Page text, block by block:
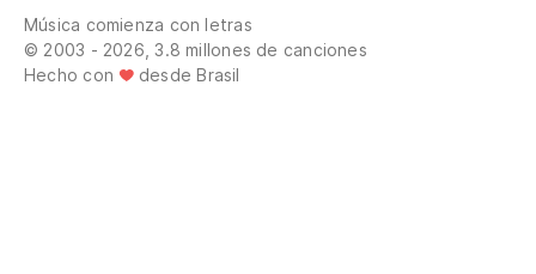
Música comienza con letras
© 2003 - 2026, 3.8 millones de canciones
Hecho con
desde Brasil